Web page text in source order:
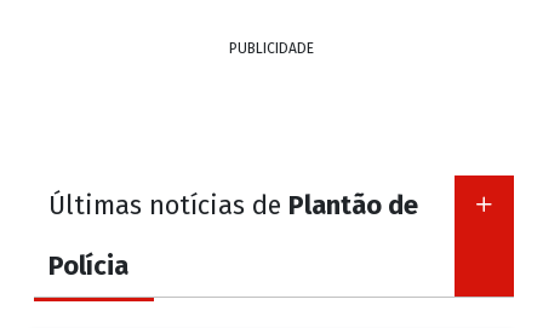
PUBLICIDADE
Últimas notícias de Plantão de
Polícia